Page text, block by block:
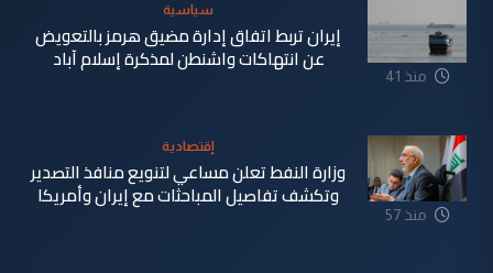
منذ 41
سياسية
إيران تربط اتفاق إدارة مضيق هرمز بالتعويض
عن انتهاكات واشنطن لمذكرة إسلام آباد
منذ 57
إقتصادية
وزارة النفط تعلن مساعي لتنويع منافذ التصدير
وتكشف تفاصيل المباحثات مع إيران وأمريكا